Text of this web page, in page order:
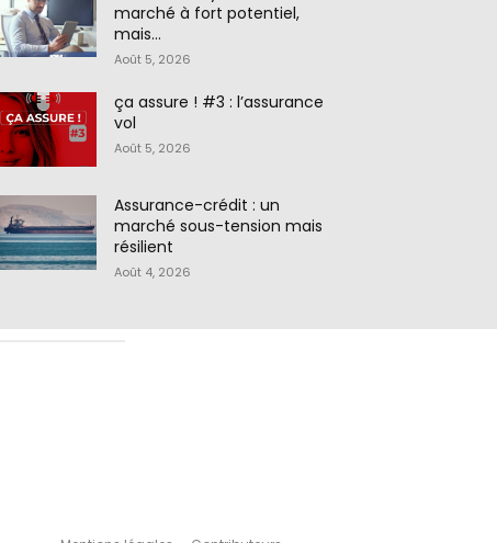
marché à fort potentiel,
mais…
Août 5, 2026
ça assure ! #3 : l’assurance
vol
Août 5, 2026
Assurance-crédit : un
marché sous-tension mais
résilient
Août 4, 2026